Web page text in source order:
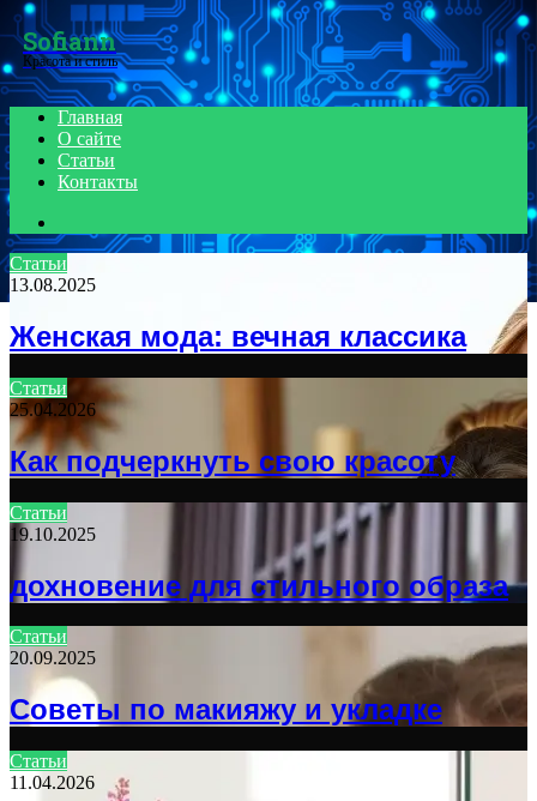
Menu
Sofiann
Красота и стиль
Главная
О сайте
Статьи
Контакты
for
Статьи
13.08.2025
Женская мода: вечная классика
Статьи
25.04.2026
Как подчеркнуть свою красоту
Статьи
19.10.2025
дохновение для стильного образа
Статьи
20.09.2025
Советы по макияжу и укладке
Статьи
11.04.2026